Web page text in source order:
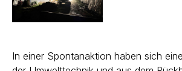
In einer Spontanaktion haben sich